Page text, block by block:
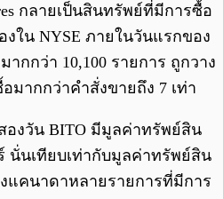
กลายเป็นสินทรัพย์ที่มีการซื้อ
ใน NYSE ภายในวันแรกของ
กกว่า 10,100 รายการ ถูกวาง
มากกว่าคำสั่งขายถึง 7 เท่า
องวัน BITO มีมูลค่าทรัพย์สิน
นั่นเทียบเท่ากับมูลค่าทรัพย์สิน
แคนาดาหลายรายการที่มีการ